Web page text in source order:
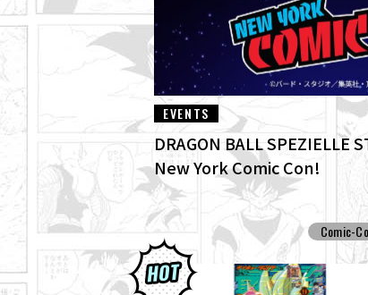
EVENTS
DRAGON BALL SPEZIELLE
New York Comic Con!
Comic-